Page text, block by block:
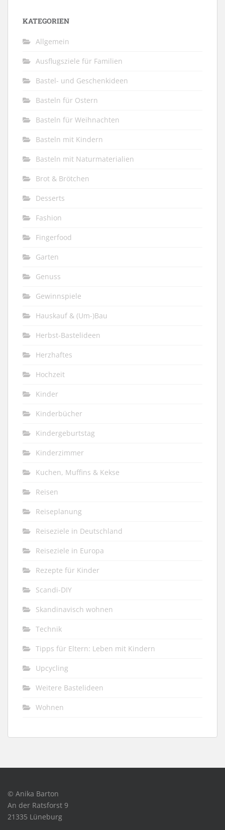
KATEGORIEN
Allgemein
Ausflugsziele für Familien
Bastel- und Geschenkideen
Basteln für Ostern
Basteln für Weihnachten
Basteln mit Kindern
Basteln mit Naturmaterialien
Brot & Brötchen
Desserts
Fashion
Fingerfood
Garten
Genuss
Gewinnspiele
Hauskauf & (Um-)Bau
Herbst-Bastelideen
Herzhaftes
Hochzeit
Kinder
Kinderbücher
Kindergeburtstag
Kinderzimmer
Kuchen, Muffins & Kekse
Reisen
Reiseplanung
Reiseziele in Deutschland
Reiseziele in Europa
Rezepte für Kinder
Scandi-DIY
Skandinavisch wohnen
Technik
Tipps für Eltern: Leben mit Kindern
Upcycling
Weitere Bastelideen
Wohnen
© Anika Barton
An der Ratsforst 9
21335 Lüneburg